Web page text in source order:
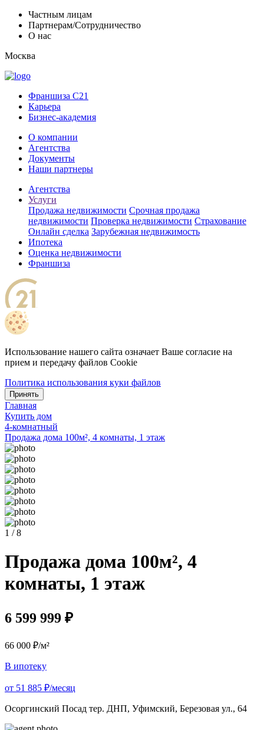
Частным лицам
Партнерам/Сотрудничество
О нас
Москва
Франшиза C21
Карьера
Бизнес-академия
О компании
Агентства
Документы
Наши партнеры
Агентства
Услуги
Продажа недвижимости Срочная продажа
недвижимости Проверка недвижимости Страхование
Онлайн сделка Зарубежная недвижимость
Ипотека
Оценка недвижимости
Франшиза
Использование нашего сайта означает Ваше согласие на
прием и передачу файлов Cookie
Политика использования куки файлов
Принять
Главная
Купить дом
4-комнатный
Продажа дома 100м², 4 комнаты, 1 этаж
1 / 8
Продажа дома 100м², 4
комнаты, 1 этаж
6 599 999 ₽
66 000 ₽/м²
В ипотеку
от 51 885 ₽/месяц
Осоргинский Посад тер. ДНП, Уфимский, Березовая ул., 64